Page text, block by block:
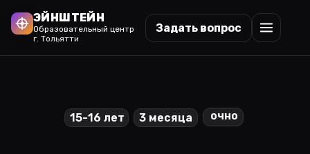
ЭЙНШТЕЙН
Образовательный центр
г. Тольятти
Задать вопрос
15-16 лет 3 месяца очно